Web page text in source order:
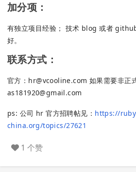
加分项：
有独立项目经验； 技术 blog 或者
好。
联系方式：
官方： hr@vcooline.com 如果需要非正
as181920@gmail.com
ps: 公司 hr 官方招聘帖见： https://
china.org/topics/27621
1 个赞